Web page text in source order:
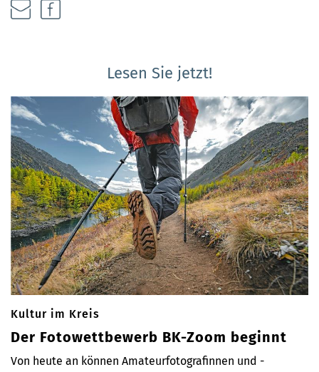
Lesen Sie jetzt!
Kultur im Kreis
Der Fotowettbewerb BK-Zoom beginnt
Von heute an können Amateurfotografinnen und -